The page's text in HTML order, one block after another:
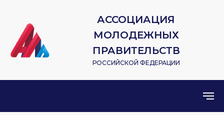
АССОЦИАЦИЯ
МОЛОДЕЖНЫХ
ПРАВИТЕЛЬСТВ
РОССИЙСКОЙ ФЕДЕРАЦИИ